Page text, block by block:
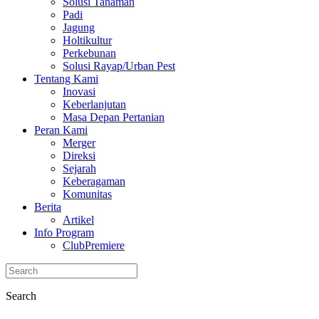
Padi
Jagung
Holtikultur
Perkebunan
Solusi Rayap/Urban Pest
Tentang Kami
Inovasi
Keberlanjutan
Masa Depan Pertanian
Peran Kami
Merger
Direksi
Sejarah
Keberagaman
Komunitas
Berita
Artikel
Info Program
ClubPremiere
Search